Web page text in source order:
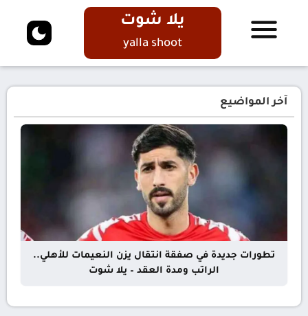
يلا شوت
yalla shoot
آخر المواضيع
تطورات جديدة في صفقة انتقال يزن النعيمات للأهلي..
الراتب ومدة العقد – يلا شوت